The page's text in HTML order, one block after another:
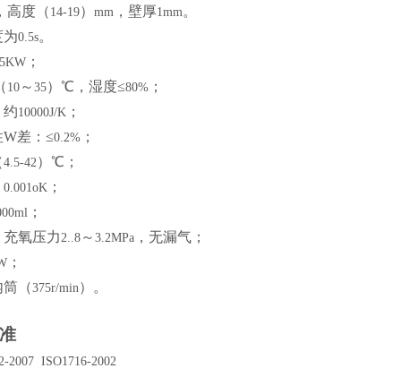
高度（ 14-19） mm ，壁厚1mm。
为0.5s。
；
10 ～ 35）℃，湿度≤80% ；
约10000J/K ；
差：≤0.2% ；
4.5-42）℃；
0.001oK ；
；
氧压力2..8 ～ 3.2MPa ，无漏气；
；
（375r/min）。
2007 ISO1716-2002